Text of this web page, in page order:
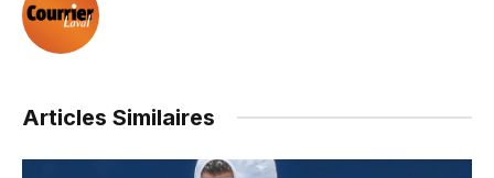
Articles Similaires